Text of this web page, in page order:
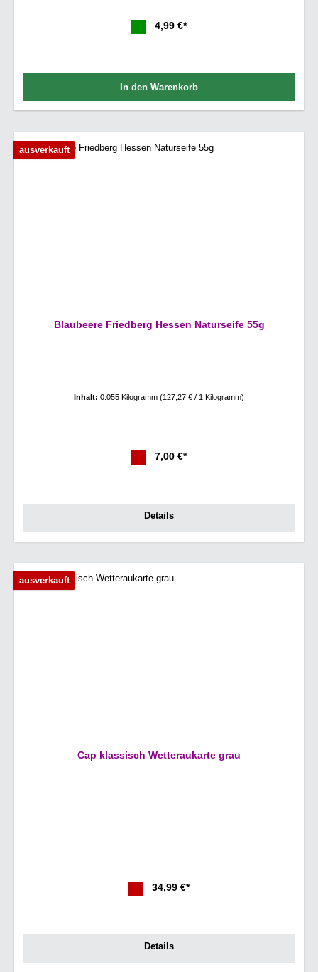
4,99 €*
In den Warenkorb
ausverkauft
Blaubeere Friedberg Hessen Naturseife 55g
Inhalt: 0.055 Kilogramm (127,27 € / 1 Kilogramm)
7,00 €*
Details
ausverkauft
Cap klassisch Wetteraukarte grau
34,99 €*
Details